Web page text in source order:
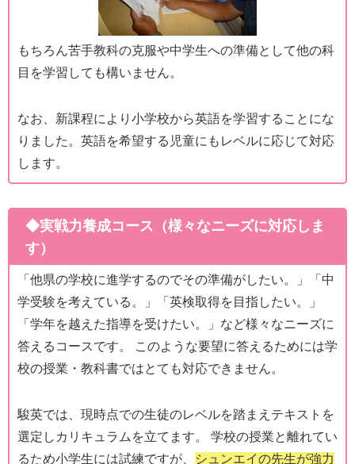
もちろん苦手教科の克服や中学生への準備として他の科
目を学習しても構いません。
なお、新課程により小学校から英語を学習することにな
りました。英語を希望する児童にもレベルに応じて対応
します。
◆実戦力養成コース（様々なニーズに対応しま
す）
「他県の学校に進学するのでその準備がしたい。」「中
学受験を考えている。」「英検取得を目指したい。」
「学年を越えた指導を受けたい。」など様々なニーズに
答えるコースです。 このような要望に答えるためには学
校の授業・教科書ではとても対応できません。
駿英では、現時点での生徒のレベルを踏まえテキストを
選定しカリキュラムを立てます。 学校の授業と離れてい
るため小学生には試練ですが、
シュンエイの先生が強力